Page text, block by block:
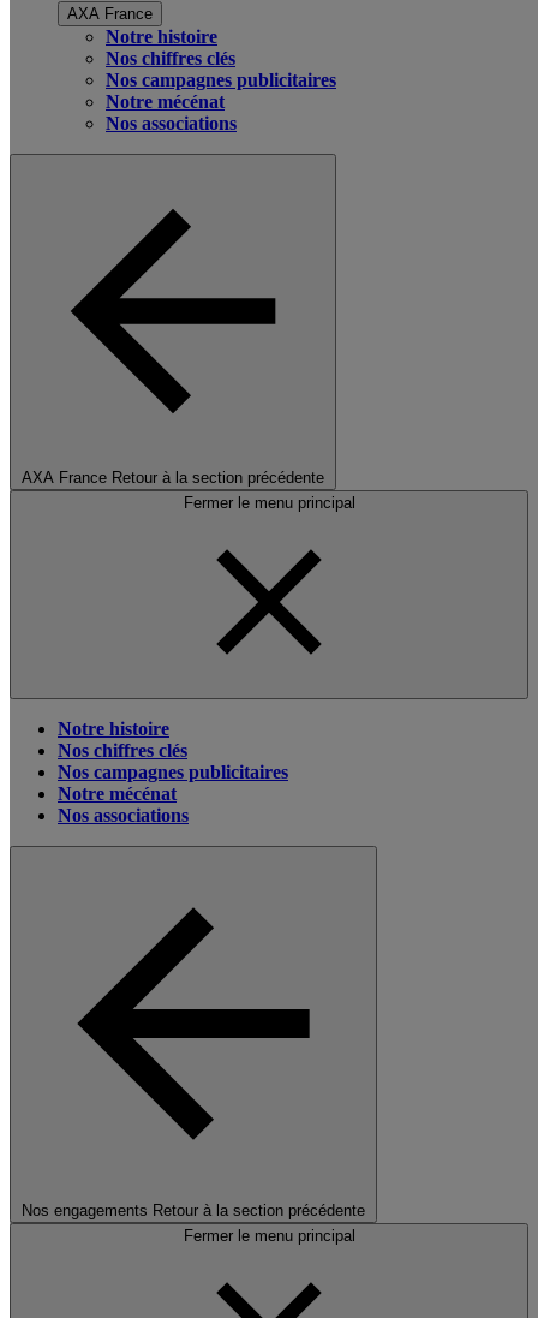
AXA France
Notre histoire
Nos chiffres clés
Nos campagnes publicitaires
Notre mécénat
Nos associations
AXA France Retour à la section précédente
Fermer le menu principal
Notre histoire
Nos chiffres clés
Nos campagnes publicitaires
Notre mécénat
Nos associations
Nos engagements Retour à la section précédente
Fermer le menu principal